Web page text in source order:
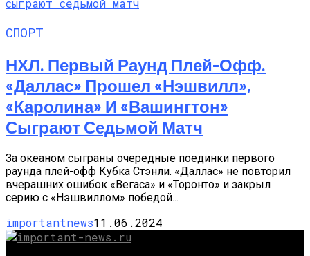
СПОРТ
НХЛ. Первый Раунд Плей-Офф.
«Даллас» Прошел «Нэшвилл»,
«Каролина» И «Вашингтон»
Сыграют Седьмой Матч
За океаном сыграны очередные поединки первого
раунда плей-офф Кубка Стэнли. «Даллас» не повторил
вчерашних ошибок «Вегаса» и «Торонто» и закрыл
серию с «Нэшвиллом» победой...
importantnews11.06.2024